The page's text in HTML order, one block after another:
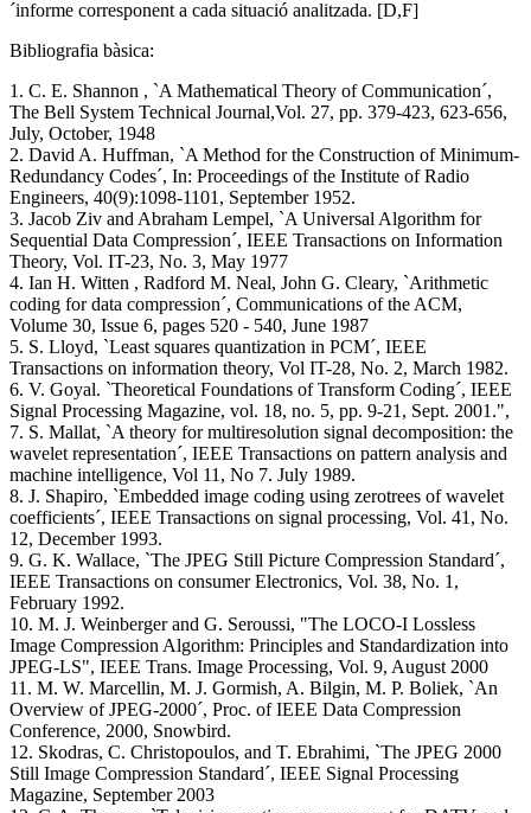
´informe corresponent a cada situació analitzada. [D,F]
Bibliografia bàsica:
1. C. E. Shannon , `A Mathematical Theory of Communication´,
The Bell System Technical Journal,Vol. 27, pp. 379-423, 623-656,
July, October, 1948
2. David A. Huffman, `A Method for the Construction of Minimum-
Redundancy Codes´, In: Proceedings of the Institute of Radio
Engineers, 40(9):1098-1101, September 1952.
3. Jacob Ziv and Abraham Lempel, `A Universal Algorithm for
Sequential Data Compression´, IEEE Transactions on Information
Theory, Vol. IT-23, No. 3, May 1977
4. Ian H. Witten , Radford M. Neal, John G. Cleary, `Arithmetic
coding for data compression´, Communications of the ACM,
Volume 30, Issue 6, pages 520 - 540, June 1987
5. S. Lloyd, `Least squares quantization in PCM´, IEEE
Transactions on information theory, Vol IT-28, No. 2, March 1982.
6. V. Goyal. `Theoretical Foundations of Transform Coding´, IEEE
Signal Processing Magazine, vol. 18, no. 5, pp. 9-21, Sept. 2001.",
7. S. Mallat, `A theory for multiresolution signal decomposition: the
wavelet representation´, IEEE Transactions on pattern analysis and
machine intelligence, Vol 11, No 7. July 1989.
8. J. Shapiro, `Embedded image coding using zerotrees of wavelet
coefficients´, IEEE Transactions on signal processing, Vol. 41, No.
12, December 1993.
9. G. K. Wallace, `The JPEG Still Picture Compression Standard´,
IEEE Transactions on consumer Electronics, Vol. 38, No. 1,
February 1992.
10. M. J. Weinberger and G. Seroussi, "The LOCO-I Lossless
Image Compression Algorithm: Principles and Standardization into
JPEG-LS", IEEE Trans. Image Processing, Vol. 9, August 2000
11. M. W. Marcellin, M. J. Gormish, A. Bilgin, M. P. Boliek, `An
Overview of JPEG-2000´, Proc. of IEEE Data Compression
Conference, 2000, Snowbird.
12. Skodras, C. Christopoulos, and T. Ebrahimi, `The JPEG 2000
Still Image Compression Standard´, IEEE Signal Processing
Magazine, September 2003